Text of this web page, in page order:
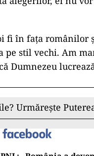
fi în fața românilor
stil vechi. Am
Dumnezeu
Urmărește